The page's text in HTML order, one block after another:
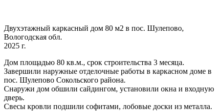
Двухэтажный каркасный дом 80 м2 в пос. Шулепово,
Вологодская обл.
2025 г.
Дом площадью 80 кв.м., срок строительства 3 месяца.
Завершили наружные отделочные работы в каркасном доме в
пос. Шулепово Сокольского района.
Снаружи дом обшили сайдингом, установили окна и входную
дверь.
Свесы кровли подшили софитами, лобовые доски из металла.